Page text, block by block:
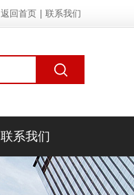
返回首页 联系我们
联系我们